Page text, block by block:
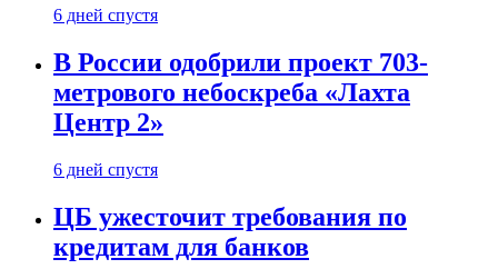
6 дней спустя
В России одобрили проект 703-
метрового небоскреба «Лахта
Центр 2»
6 дней спустя
ЦБ ужесточит требования по
кредитам для банков